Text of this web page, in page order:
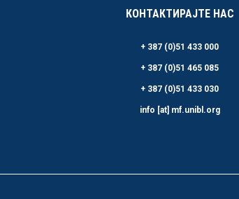
КОНТАКТИРАЈТЕ НАС
+ 387 (0)51 433 000
+ 387 (0)51 465 085
+ 387 (0)51 433 030
info [at] mf.unibl.org